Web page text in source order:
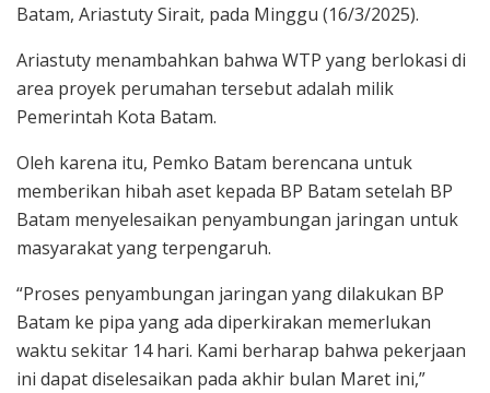
Batam, Ariastuty Sirait, pada Minggu (16/3/2025).
Ariastuty menambahkan bahwa WTP yang berlokasi di
area proyek perumahan tersebut adalah milik
Pemerintah Kota Batam.
Oleh karena itu, Pemko Batam berencana untuk
memberikan hibah aset kepada BP Batam setelah BP
Batam menyelesaikan penyambungan jaringan untuk
masyarakat yang terpengaruh.
“Proses penyambungan jaringan yang dilakukan BP
Batam ke pipa yang ada diperkirakan memerlukan
waktu sekitar 14 hari. Kami berharap bahwa pekerjaan
ini dapat diselesaikan pada akhir bulan Maret ini,”